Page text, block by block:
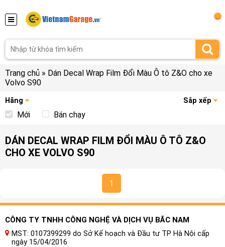
Trang chủ » Dán Decal Wrap Film Đổi Màu Ô tô Z&O cho xe
Volvo S90
Hãng Sắp xếp
Mới Bán chạy
DÁN DECAL WRAP FILM ĐỔI MÀU Ô TÔ Z&O
CHO XE VOLVO S90
1
CÔNG TY TNHH CÔNG NGHỆ VÀ DỊCH VỤ BẮC NAM
MST: 0107399299 do Sở Kế hoạch và Đầu tư TP Hà Nội cấp
ngày 15/04/2016